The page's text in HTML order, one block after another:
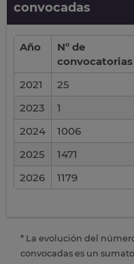
convocadas
Año
Nº de
convocatorias
2021
25
2023
1
2024
1006
2025
1471
2026
1179
* La evolución del
convocadas es un